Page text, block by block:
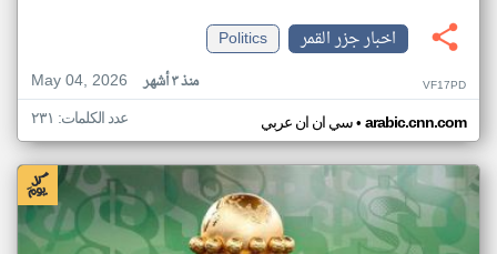
اخبار جزر القمر
Politics
May 04, 2026
منذ ٣ أشهر VF17PD
سي ان ان عربي• arabic.cnn.com عدد الكلمات: ٢٣١